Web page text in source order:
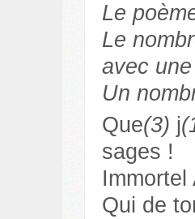
Le
Le
avec
Un
Que(3) j
sages !
Immortel
Qui de